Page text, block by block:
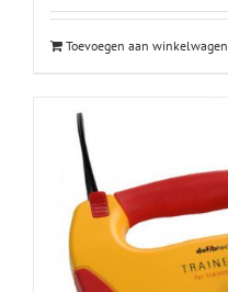
Toevoegen aan winkelwagen